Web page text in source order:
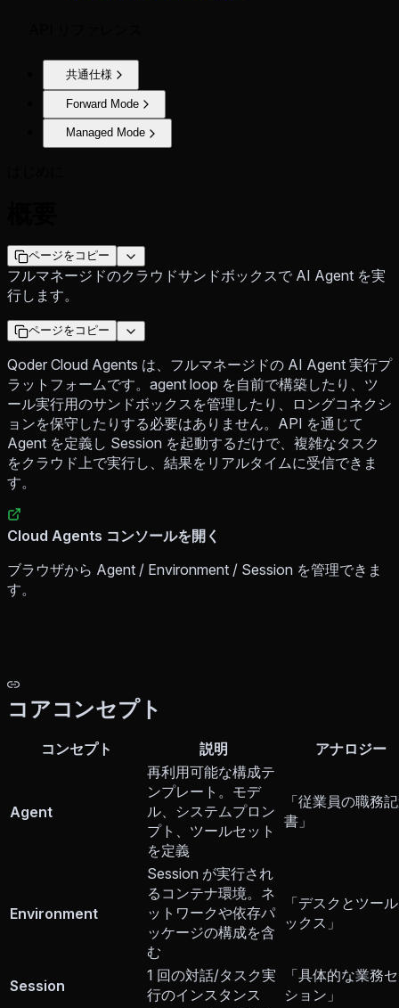
共通仕様
Forward Mode
Managed Mode
ページをコピー
フルマネージドのクラウドサンドボックスで AI Agent を実
行します。
ページをコピー
Qoder Cloud Agents は、フルマネージドの AI Agent 実行プ
ラットフォームです。agent loop を自前で構築したり、ツ
ール実行用のサンドボックスを管理したり、ロングコネクシ
ョンを保守したりする必要はありません。API を通じて
Agent を定義し Session を起動するだけで、複雑なタスク
をクラウド上で実行し、結果をリアルタイムに受信できま
す。
Cloud Agents コンソールを開く
ブラウザから Agent / Environment / Session を管理できま
す。
コアコンセプト
コンセプト 説明 アナロジー
Agent
再利用可能な構成テ
ンプレート。モデ
ル、システムプロン
プト、ツールセット
を定義
「従業員の職務
書」
Environment
Session が実行され
るコンテナ環境。ネ
ットワークや依存パ
ッケージの構成を含
む
「デスクとツー
ックス」
Session
1 回の対話/タスク実
行のインスタンス
「具体的な業務
ション」